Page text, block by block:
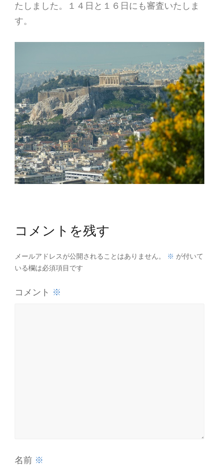
たしました。１４日と１６日にも審査いたしま
す。
コメントを残す
メールアドレスが公開されることはありません。 ※ が付いて
いる欄は必須項目です
コメント ※
名前 ※